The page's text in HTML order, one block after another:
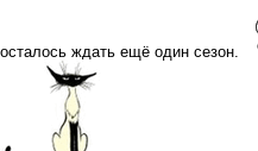
осталось ждать ещё один сезон.